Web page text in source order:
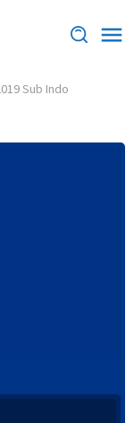
Sub Indo